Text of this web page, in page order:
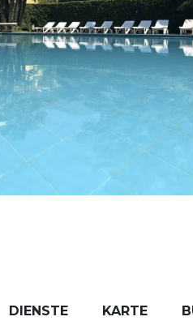
DIENSTE KARTE